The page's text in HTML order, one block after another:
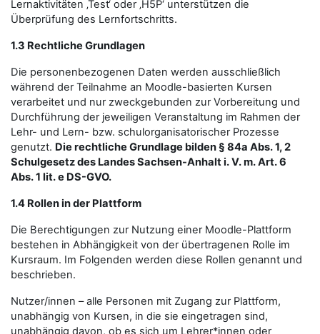
Lernaktivitäten ‚Test‘ oder ‚H5P‘ unterstützen die
Überprüfung des Lernfortschritts.
1.3 Rechtliche Grundlagen
Die personenbezogenen Daten werden ausschließlich
während der Teilnahme an Moodle-basierten Kursen
verarbeitet und nur zweckgebunden zur Vorbereitung und
Durchführung der jeweiligen Veranstaltung im Rahmen der
Lehr- und Lern- bzw. schulorganisatorischer Prozesse
genutzt. Die rechtliche Grundlage bilden § 84a Abs. 1, 2
Schulgesetz des Landes Sachsen-Anhalt i. V. m. Art. 6
Abs. 1 lit. e DS-GVO.
1.4 Rollen in der Plattform
Die Berechtigungen zur Nutzung einer Moodle-Plattform
bestehen in Abhängigkeit von der übertragenen Rolle im
Kursraum. Im Folgenden werden diese Rollen genannt und
beschrieben.
Nutzer/innen – alle Personen mit Zugang zur Plattform,
unabhängig von Kursen, in die sie eingetragen sind,
unabhängig davon, ob es sich um Lehrer*innen oder